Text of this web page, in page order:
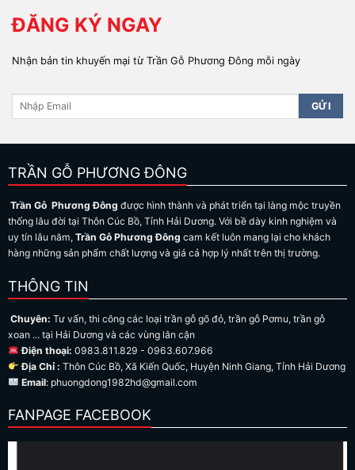
ĐĂNG KÝ NGAY
Nhận bản tin khuyến mại từ Trần Gỗ Phương Đông mỗi ngày
TRẦN GỖ PHƯƠNG ĐÔNG
Trần Gỗ Phương Đông được hình thành và phát triển tại làng mộc truyền
thống lâu đời tại Thôn Cúc Bồ, Tỉnh Hải Dương. Với bề dày kinh nghiệm và
uy tín lâu năm, Trần Gỗ Phương Đông cam kết luôn mang lại cho khách
hàng những sản phẩm chất lượng và giá cả hợp lý nhất trên thị trường.
THÔNG TIN
Chuyên: Tư vấn, thi công các loại trần gỗ gõ đỏ, trần gỗ Pơmu, trần gỗ
xoan ... tại Hải Dương và các vùng lân cận
Điện thoại: 0983.811.829 - 0963.607.966
Địa Chỉ : Thôn Cúc Bồ, Xã Kiến Quốc, Huyện Ninh Giang, Tỉnh Hải Dương
Email: phuongdong1982hd@gmail.com
FANPAGE FACEBOOK